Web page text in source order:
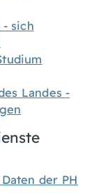
- sich
Landes -
der PH